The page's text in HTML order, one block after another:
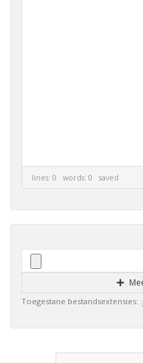
lines: 0 words: 0 saved
Toegestane bestandsextensies: